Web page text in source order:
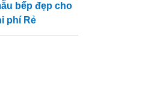
bếp đẹp cho
phí Rẻ